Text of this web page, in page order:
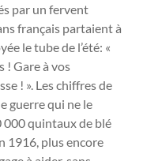
par un fervent
français partaient à
le tube de l’été: «
! Gare à vos
! ». Les chiffres de
guerre qui ne le
000 quintaux de blé
1916, plus encore